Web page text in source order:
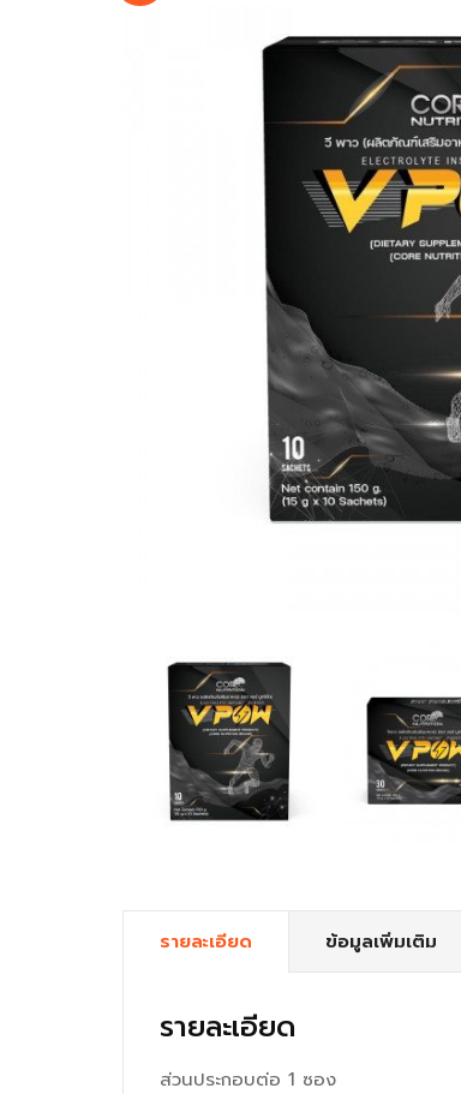
รายละเอียด ข้อมูลเพิ่มเติม
รายละเอียด
ส่วนประกอบต่อ 1 ซอง